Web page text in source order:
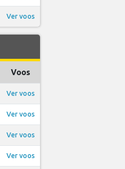
Ver voos
Voos
Ver voos
Ver voos
Ver voos
Ver voos